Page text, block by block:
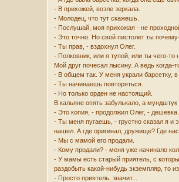
- В прихожей, возле зеркала.
- Молодец, что тут скажешь.
- Послушай, моя прихожая - не
- Это точно. Но свой пистолет ты
- Ты прав, - вздохнул Олег.
- Полковник, или я тупой, или ты чего-то
Мой друг почесал лысину. А ведь
- В общем так. У меня украли барсетку,
- Ты начинаешь повторяться.
- Но только орден не настоящий.
В кальяне опять забулькало, а
- Это копия, - продолжил Олег, -
- Ты меня пугаешь, - грустно сказал я и
нашел. А где оригинал, дружище? Где
- Мы с мамой его продали.
- Кому продали? - меня уже начинало
- У мамы есть старый приятель, с
раздобыть какой-нибудь экземпляр, то
- Просто приятель, значит...